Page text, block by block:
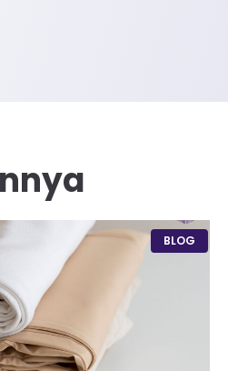
cotton. Softcel juga sering
BLOG